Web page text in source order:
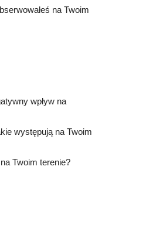
na Twoim
wpływ na
występują na Twoim
Twoim terenie?